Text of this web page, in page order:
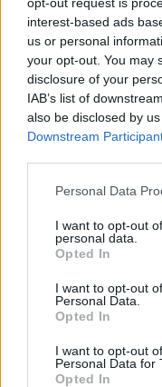
interest-based ads
us or personal
your opt-out. You may
disclosure of your
IAB’s list of
also be disclosed by
Downstream
Personal Data
I want to opt-out
personal data.
Opted In
I want to opt-out
Personal Data.
Opted In
I want to opt-out
Personal Data for
Opted In
10
ΔΉΜΟΣ
10
Ιερά
Α.Τ.
βάλει